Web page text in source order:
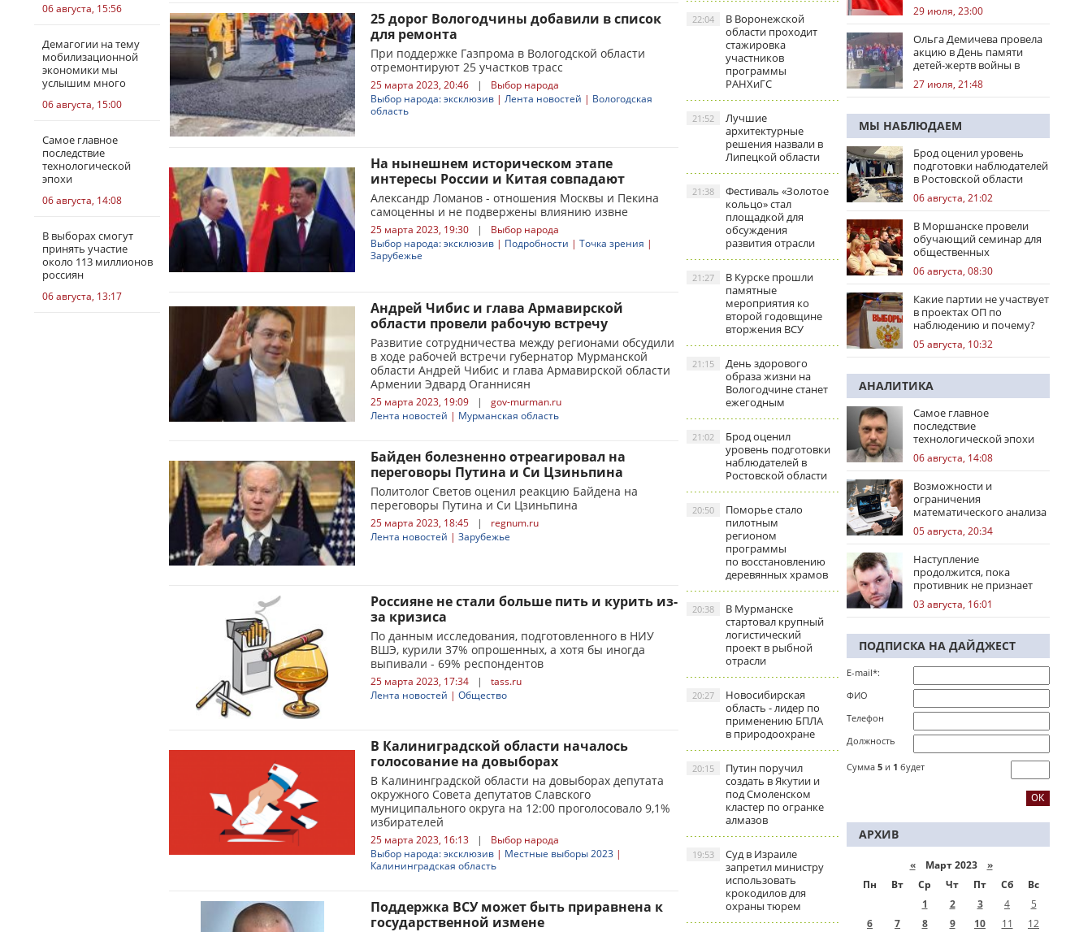
06 августа, 15:56
Демагогии на тему
мобилизационной
экономики мы
услышим много
06 августа, 15:00
Самое главное
последствие
технологической
эпохи
06 августа, 14:08
В выборах смогут
принять участие
около 113 миллионов
россиян
06 августа, 13:17
25 дорог Вологодчины добавили в список
для ремонта
При поддержке Газпрома в Вологодской области
отремонтируют 25 участков трасс
25 марта 2023, 20:46 |
Выбор народа
Выбор народа: эксклюзив | Лента новостей | Вологодская
область
На нынешнем историческом этапе
интересы России и Китая совпадают
Александр Ломанов - отношения Москвы и Пекина
самоценны и не подвержены влиянию извне
25 марта 2023, 19:30 |
Выбор народа
Выбор народа: эксклюзив | Подробности | Точка зрения |
Зарубежье
Андрей Чибис и глава Армавирской
области провели рабочую встречу
Развитие сотрудничества между регионами обсудили
в ходе рабочей встречи губернатор Мурманской
области Андрей Чибис и глава Армавирской области
Армении Эдвард Оганнисян
25 марта 2023, 19:09 |
gov-murman.ru
Лента новостей | Мурманская область
Байден болезненно отреагировал на
переговоры Путина и Си Цзиньпина
Политолог Светов оценил реакцию Байдена на
переговоры Путина и Си Цзиньпина
25 марта 2023, 18:45 |
regnum.ru
Лента новостей | Зарубежье
Россияне не стали больше пить и курить из-
за кризиса
По данным исследования, подготовленного в НИУ
ВШЭ, курили 37% опрошенных, а хотя бы иногда
выпивали - 69% респондентов
25 марта 2023, 17:34 |
tass.ru
Лента новостей | Общество
В Калиниградской области началось
голосование на довыборах
В Калининградской области на довыборах депутата
окружного Совета депутатов Славского
муниципального округа на 12:00 проголосовало 9,1%
избирателей
25 марта 2023, 16:13 |
Выбор народа
Выбор народа: эксклюзив | Местные выборы 2023 |
Калининградская область
Поддержка ВСУ может быть приравнена к
государственной измене
В Воронежской
области проходит
стажировка
участников
программы
РАНХиГС
22:04
Лучшие
архитектурные
решения назвали в
Липецкой области
21:52
Фестиваль «Золотое
кольцо» стал
площадкой для
обсуждения
развития отрасли
21:38
В Курске прошли
памятные
мероприятия ко
второй годовщине
вторжения ВСУ
21:27
День здорового
образа жизни на
Вологодчине станет
ежегодным
21:15
Брод оценил
уровень подготовки
наблюдателей в
Ростовской области
21:02
Поморье стало
пилотным
регионом
программы
по восстановлению
деревянных храмов
20:50
В Мурманске
стартовал крупный
логистический
проект в рыбной
отрасли
20:38
Новосибирская
область - лидер по
применению БПЛА
в природоохране
20:27
Путин поручил
создать в Якутии и
под Смоленском
кластер по огранке
алмазов
20:15
Суд в Израиле
запретил министру
использовать
крокодилов для
охраны тюрем
19:53
29 июля, 23:00
Ольга Демичева провела
акцию в День памяти
детей-жертв войны в
Донбассе
27 июля, 21:48
МЫ НАБЛЮДАЕМ
Брод оценил уровень
подготовки наблюдателей
в Ростовской области
06 августа, 21:02
В Моршанске провели
обучающий семинар для
общественных
наблюдателей
06 августа, 08:30
Какие партии не участвует
в проектах ОП по
наблюдению и почему?
05 августа, 10:32
АНАЛИТИКА
Самое главное
последствие
технологической эпохи
06 августа, 14:08
Возможности и
ограничения
математического анализа
избирательных кампаний
05 августа, 20:34
Наступление
продолжится, пока
противник не признает
стратегическое
поражение
03 августа, 16:01
ПОДПИСКА НА ДАЙДЖЕСТ
E-mail*:
ФИО
Телефон
Должность
Сумма 5 и 1 будет
АРХИВ
«Март 2023 »
Пн
Вт Ср Чт Пт Сб
Вс
1
2 3 4
5
6
7 8 9 10 11
12